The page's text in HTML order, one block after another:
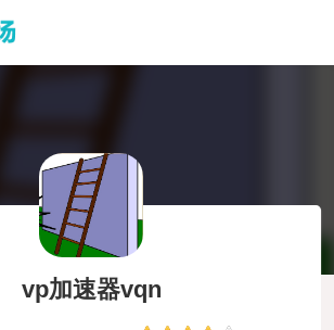
vp加速器vqn